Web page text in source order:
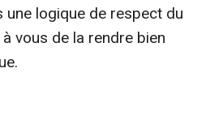
une logique de respect du
vous de la rendre bien